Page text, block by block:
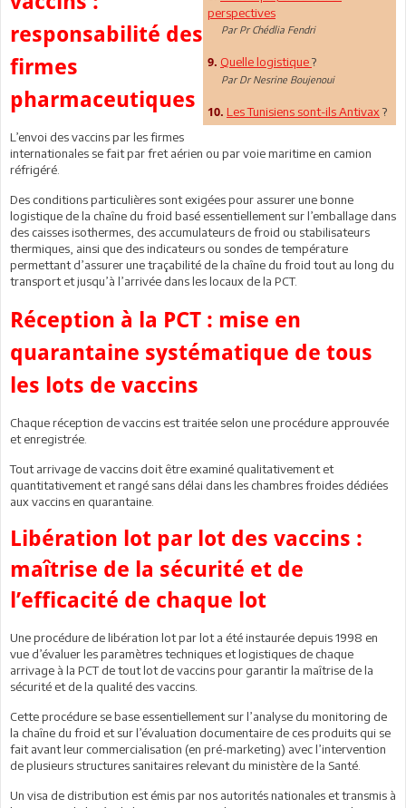
perspectives
Par Pr Chédlia Fendri
9. Quelle logistique?
Par Dr Nesrine Boujenoui
10. Les Tunisiens sont-ils Antivax ?
responsabilité des
firmes
pharmaceutiques
L’envoi des vaccins par les firmes
internationales se fait par fret aérien ou par voie maritime en camion
réfrigéré.
Des conditions particulières sont exigées pour assurer une bonne
logistique de la chaîne du froid basé essentiellement sur l’emballage dans
des caisses isothermes, des accumulateurs de froid ou stabilisateurs
thermiques, ainsi que des indicateurs ou sondes de température
permettant d’assurer une traçabilité de la chaîne du froid tout au long du
transport et jusqu’à l’arrivée dans les locaux de la PCT.
Réception à la PCT : mise en
quarantaine systématique de tous
les lots de vaccins
Chaque réception de vaccins est traitée selon une procédure approuvée
et enregistrée.
Tout arrivage de vaccins doit être examiné qualitativement et
quantitativement et rangé sans délai dans les chambres froides dédiées
aux vaccins en quarantaine.
Libération lot par lot des vaccins :
maîtrise de la sécurité et de
l’efficacité de chaque lot
Une procédure de libération lot par lot a été instaurée depuis 1998 en
vue d’évaluer les paramètres techniques et logistiques de chaque
arrivage à la PCT de tout lot de vaccins pour garantir la maîtrise de la
sécurité et de la qualité des vaccins.
Cette procédure se base essentiellement sur l’analyse du monitoring de
la chaîne du froid et sur l’évaluation documentaire de ces produits qui se
fait avant leur commercialisation (en pré-marketing) avec l’intervention
de plusieurs structures sanitaires relevant du ministère de la Santé.
Un visa de distribution est émis par nos autorités nationales et transmis à